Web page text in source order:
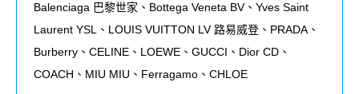
Balenciaga 巴黎世家、Bottega Veneta BV、Yves Saint
Laurent YSL、LOUIS VUITTON LV 路易威登、PRADA、
Burberry、CELINE、LOEWE、GUCCI、Dior CD、
COACH、MIU MIU、Ferragamo、CHLOE